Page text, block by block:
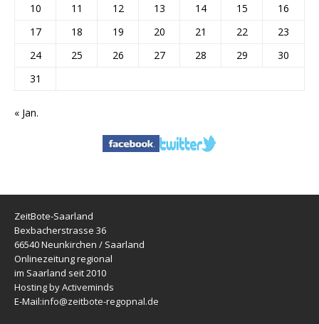
10
11 12 13 14 15
16
17
18 19 20 21 22
23
24
25 26 27 28 29
30
31
« Jan.
ZeitBote-Saarland
Bexbacherstrasse 36
66540 Neunkirchen / Saarland
Onlinezeitung regional
im Saarland seit 2010
Hosting by Activeminds
E-Mail:info@zeitbote-regopnal.de